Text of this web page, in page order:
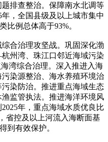
排查整治。保障南水北调等
，全国县级及以上城市集中
比例总体高于93%。
合治理攻坚战。巩固深化渤
州湾、珠江口邻近海域污染
湾综合治理。深入推进入海
染源整治、海水养殖环境治
染防治。推进重点海域生态
监管执法。推进海洋环境风
年，重点海域水质优良比
省控及以上河流入海断面基
到有效保护。